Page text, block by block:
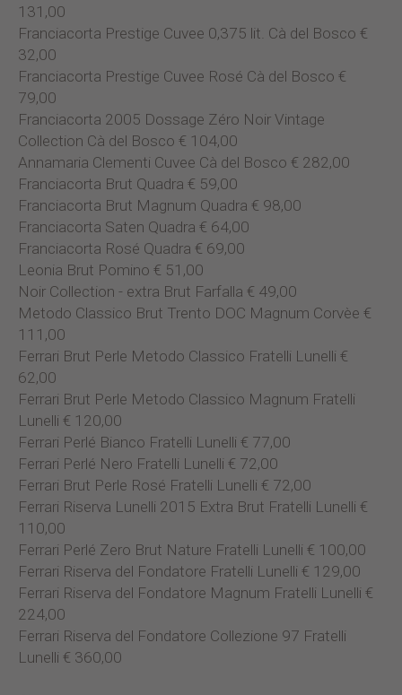
131,00
Franciacorta Prestige Cuvee 0,375 lit. Cà del Bosco €
32,00
Franciacorta Prestige Cuvee Rosé Cà del Bosco €
79,00
Franciacorta 2005 Dossage Zéro Noir Vintage
Collection Cà del Bosco € 104,00
Annamaria Clementi Cuvee Cà del Bosco € 282,00
Franciacorta Brut Quadra € 59,00
Franciacorta Brut Magnum Quadra € 98,00
Franciacorta Saten Quadra € 64,00
Franciacorta Rosé Quadra € 69,00
Leonia Brut Pomino € 51,00
Noir Collection - extra Brut Farfalla € 49,00
Metodo Classico Brut Trento DOC Magnum Corvèe €
111,00
Ferrari Brut Perle Metodo Classico Fratelli Lunelli €
62,00
Ferrari Brut Perle Metodo Classico Magnum Fratelli
Lunelli € 120,00
Ferrari Perlé Bianco Fratelli Lunelli € 77,00
Ferrari Perlé Nero Fratelli Lunelli € 72,00
Ferrari Brut Perle Rosé Fratelli Lunelli € 72,00
Ferrari Riserva Lunelli 2015 Extra Brut Fratelli Lunelli €
110,00
Ferrari Perlé Zero Brut Nature Fratelli Lunelli € 100,00
Ferrari Riserva del Fondatore Fratelli Lunelli € 129,00
Ferrari Riserva del Fondatore Magnum Fratelli Lunelli €
224,00
Ferrari Riserva del Fondatore Collezione 97 Fratelli
Lunelli € 360,00